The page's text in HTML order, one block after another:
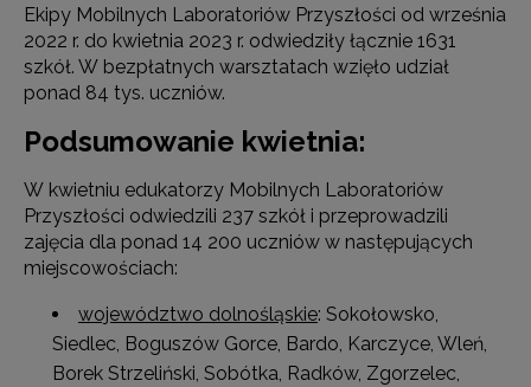
Ekipy Mobilnych Laboratoriów Przyszłości od września
2022 r. do kwietnia 2023 r. odwiedziły łącznie 1631
szkół. W bezpłatnych warsztatach wzięło udział
ponad 84 tys. uczniów.
Podsumowanie kwietnia:
W kwietniu edukatorzy Mobilnych Laboratoriów
Przyszłości odwiedzili 237 szkół i przeprowadzili
zajęcia dla ponad 14 200 uczniów w następujących
miejscowościach:
województwo dolnośląskie: Sokołowsko,
Siedlec, Boguszów Gorce, Bardo, Karczyce, Wleń,
Borek Strzeliński, Sobótka, Radków, Zgorzelec,